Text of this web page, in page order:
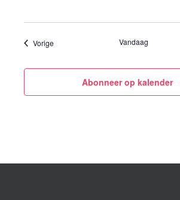
VorigeEvenementen Vandaag
Abonneer op kalender